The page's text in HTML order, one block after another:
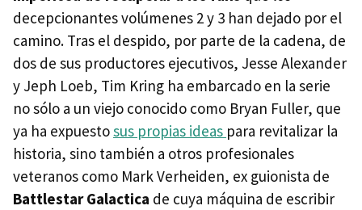
decepcionantes volúmenes 2 y 3 han dejado por el
camino. Tras el despido, por parte de la cadena, de
dos de sus productores ejecutivos, Jesse Alexander
y Jeph Loeb, Tim Kring ha embarcado en la serie
no sólo a un viejo conocido como Bryan Fuller, que
ya ha expuestosus propias ideas para revitalizar la
historia, sino también a otros profesionales
veteranos como Mark Verheiden, ex guionista de
Battlestar Galactica de cuya máquina de escribir